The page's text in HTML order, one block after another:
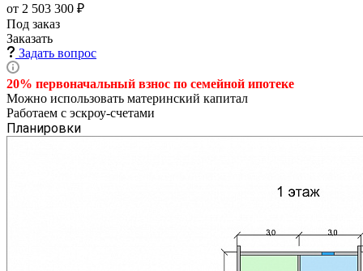
от 2 503 300 ₽
Под заказ
Заказать
Задать вопрос
20% первоначальный взнос по семейной ипотеке
Можно использовать материнский капитал
Работаем с эскроу-счетами
Планировки